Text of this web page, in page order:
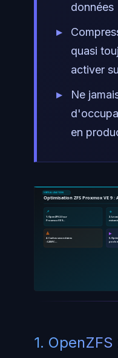
données
quasi
activer
Ne
en
VIRTUALISATION
Optimisation ZFS Proxmox VE 9 :
📌
1. OpenZFS 2.3 sur
Proxmox VE 9…
🔹
2. Le
🔺
4. Caches secondaires
: L2ARC…
▶
5.
pools
1.